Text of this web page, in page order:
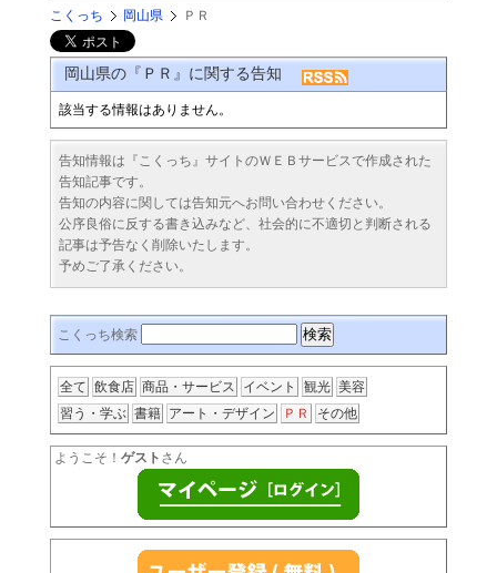
こくっち 岡山県 ＰＲ
岡山県の『ＰＲ』に関する告知
該当する情報はありません。
告知情報は『こくっち』サイトのＷＥＢサービスで作成された
告知記事です。
告知の内容に関しては告知元へお問い合わせください。
公序良俗に反する書き込みなど、社会的に不適切と判断される
記事は予告なく削除いたします。
予めご了承ください。
こくっち検索
全て 飲食店 商品・サービス イベント 観光 美容
習う・学ぶ 書籍 アート・デザイン ＰＲ その他
ようこそ！ ゲスト さん